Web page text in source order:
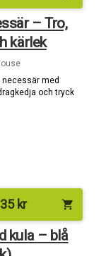
– Tro,
kärlek
med
och tryck
kr shopping_cart
kula – blå